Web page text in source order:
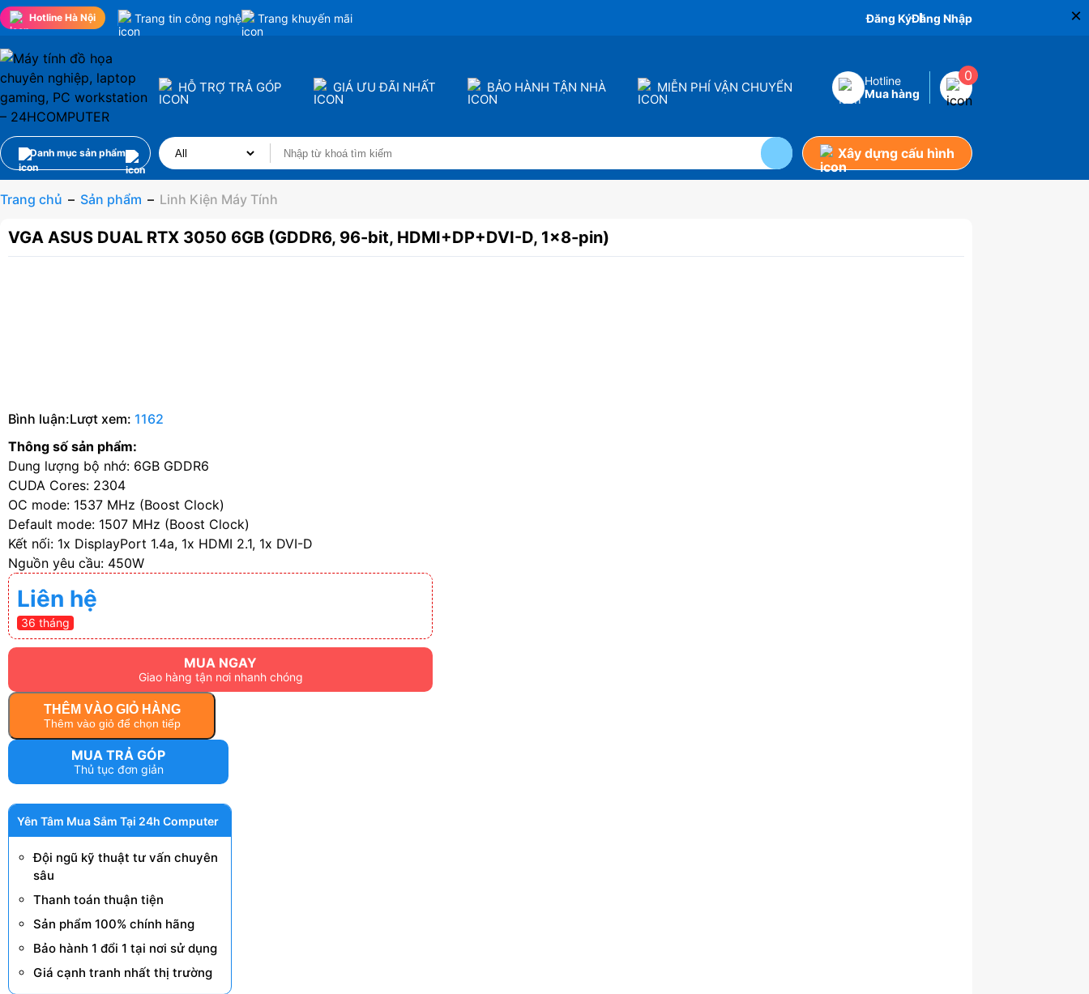
Hotline Hà Nội Trang tin công nghệ Trang khuyến mãi Đăng KýĐăng Nhập
HỖ TRỢ TRẢ GÓP GIÁ ƯU ĐÃI NHẤT BẢO HÀNH TẬN NHÀ MIỄN PHÍ VẬN CHUYỂN
Hotline
Mua hàng
0
Danh mục sản phẩm Xây dựng cấu hình
Trang chủ – Sản phẩm – Linh Kiện Máy Tính
VGA ASUS DUAL RTX 3050 6GB (GDDR6, 96-bit, HDMI+DP+DVI-D, 1×8-pin)
Bình luận:Lượt xem: 1162
Thông số sản phẩm:
Dung lượng bộ nhớ: 6GB GDDR6
CUDA Cores: 2304
OC mode: 1537 MHz (Boost Clock)
Default mode: 1507 MHz (Boost Clock)
Kết nối: 1x DisplayPort 1.4a, 1x HDMI 2.1, 1x DVI-D
Nguồn yêu cầu: 450W
Liên hệ
36 tháng
MUA NGAY
Giao hàng tận nơi nhanh chóng
THÊM VÀO GIỎ HÀNG
Thêm vào giỏ để chọn tiếp
MUA TRẢ GÓP
Thủ tục đơn giản
Yên Tâm Mua Sắm Tại 24h Computer
Đội ngũ kỹ thuật tư vấn chuyên
sâu
Thanh toán thuận tiện
Sản phẩm 100% chính hãng
Bảo hành 1 đổi 1 tại nơi sử dụng
Giá cạnh tranh nhất thị trường
×